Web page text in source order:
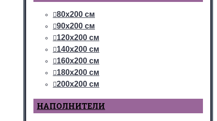
80х200 см
90х200 см
120х200 см
140х200 см
160х200 см
180х200 см
200х200 см
НАПОЛНИТЕЛИ